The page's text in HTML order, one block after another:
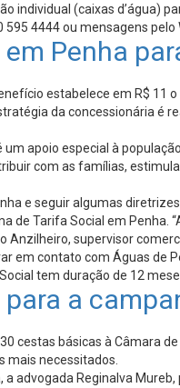
individual (caixas
4444 ou mensagens pelo
Penha
estabelece em R$
da concessionária
apoio especial à
com as famílias,
e seguir algumas
Tarifa Social em
supervisor
em contato com Águas
tem duração de 12
a
básicas à Câmara
mais necessitados.
Reginalva